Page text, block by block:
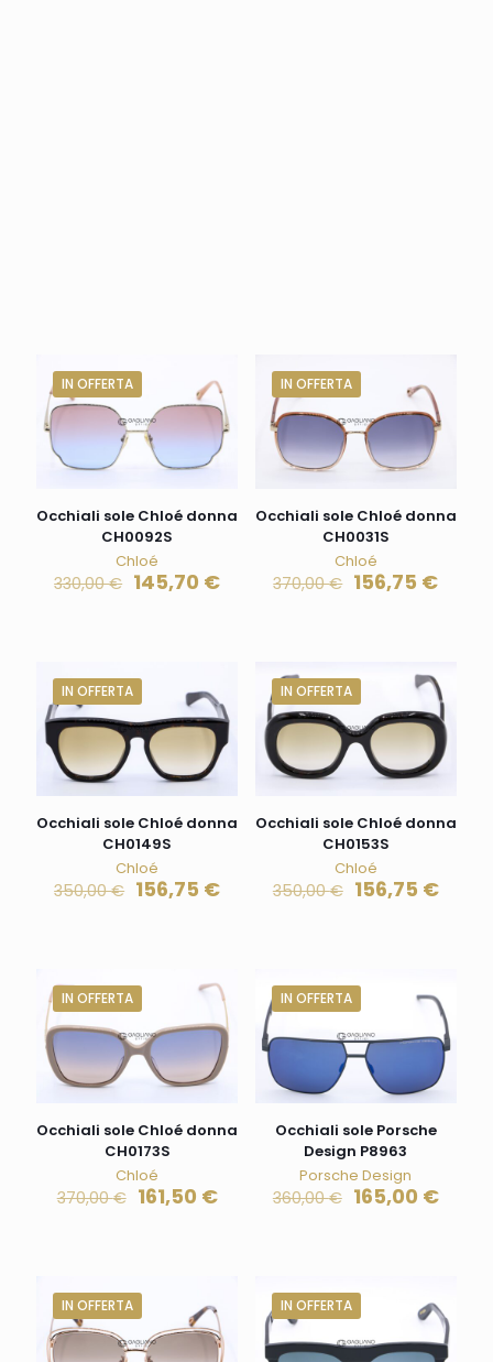
IN OFFERTA
Occhiali sole Chloé donna
CH0092S
Chloé
330,00€ 145,70 €
IN OFFERTA
Occhiali sole Chloé donna
CH0031S
Chloé
370,00€ 156,75 €
IN OFFERTA
Occhiali sole Chloé donna
CH0149S
Chloé
350,00€ 156,75 €
IN OFFERTA
Occhiali sole Chloé donna
CH0153S
Chloé
350,00€ 156,75 €
IN OFFERTA
Occhiali sole Chloé donna
CH0173S
Chloé
370,00€ 161,50 €
IN OFFERTA
Occhiali sole Porsche
Design P8963
Porsche Design
360,00€ 165,00 €
IN OFFERTA IN OFFERTA